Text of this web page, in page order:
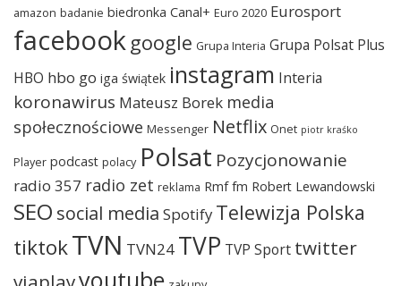
amazon badanie biedronka Canal+ Euro 2020 Eurosport
facebook google Grupa Interia Grupa Polsat Plus
HBO hbo go iga świątek instagram Interia
koronawirus Mateusz Borek media
społecznościowe Messenger Netflix Onet piotr kraśko
Player podcast polacy Polsat Pozycjonowanie
radio 357 radio zet reklama Rmf fm Robert Lewandowski
SEO social media Spotify Telewizja Polska
tiktokTVN TVN24 TVP TVP Sport twitter